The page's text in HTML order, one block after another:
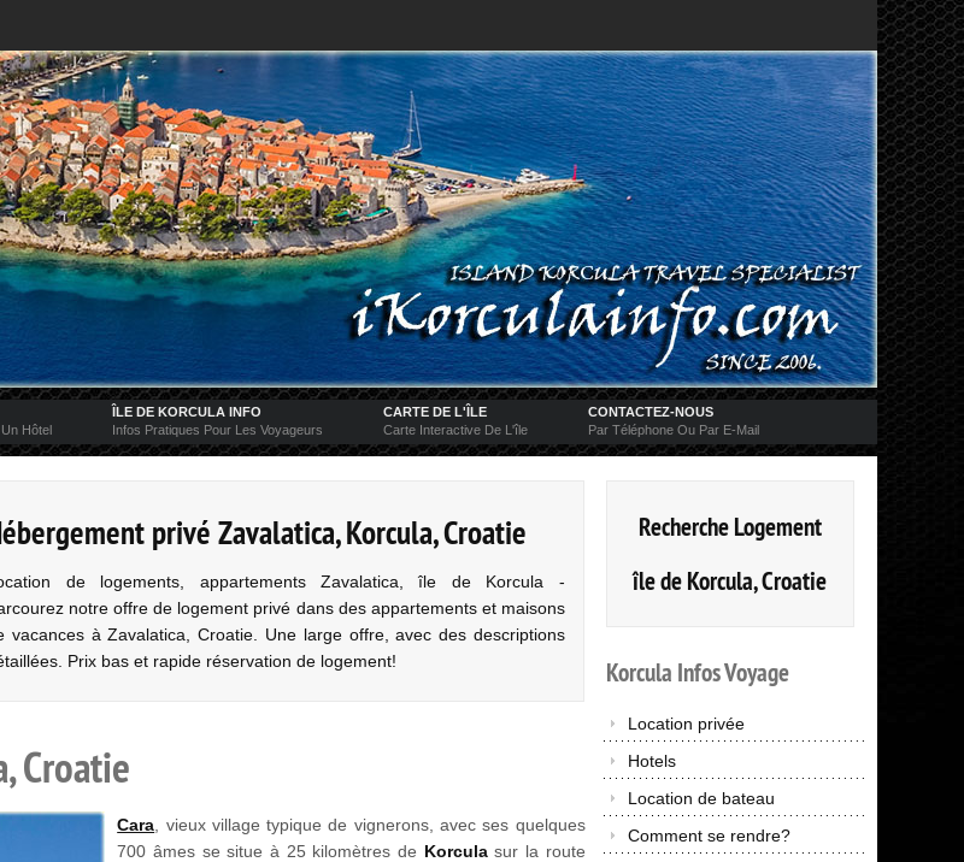
Hôtel
ÎLE DE KORCULA INFO
Infos Pratiques Pour Les Voyageurs
CARTE DE L'ÎLE
Carte Interactive De L'île
CONTACTEZ-NOUS
Par Téléphone Ou Par E-Mail
privé Zavalatica, Korcula, Croatie
de logements, appartements Zavalatica, île de Korcula -
notre offre de logement privé dans des appartements et maisons
vacances à Zavalatica, Croatie. Une large offre, avec des descriptions
Prix bas et rapide réservation de logement!
Croatie
Cara , vieux village typique de vignerons, avec ses quelques
700 âmes se situe à 25 kilomètres de Korculasur la route
Recherche Logement
île de Korcula, Croatie
Korcula InfosVoyage
Location privée
Hotels
Location de bateau
Comment se rendre?